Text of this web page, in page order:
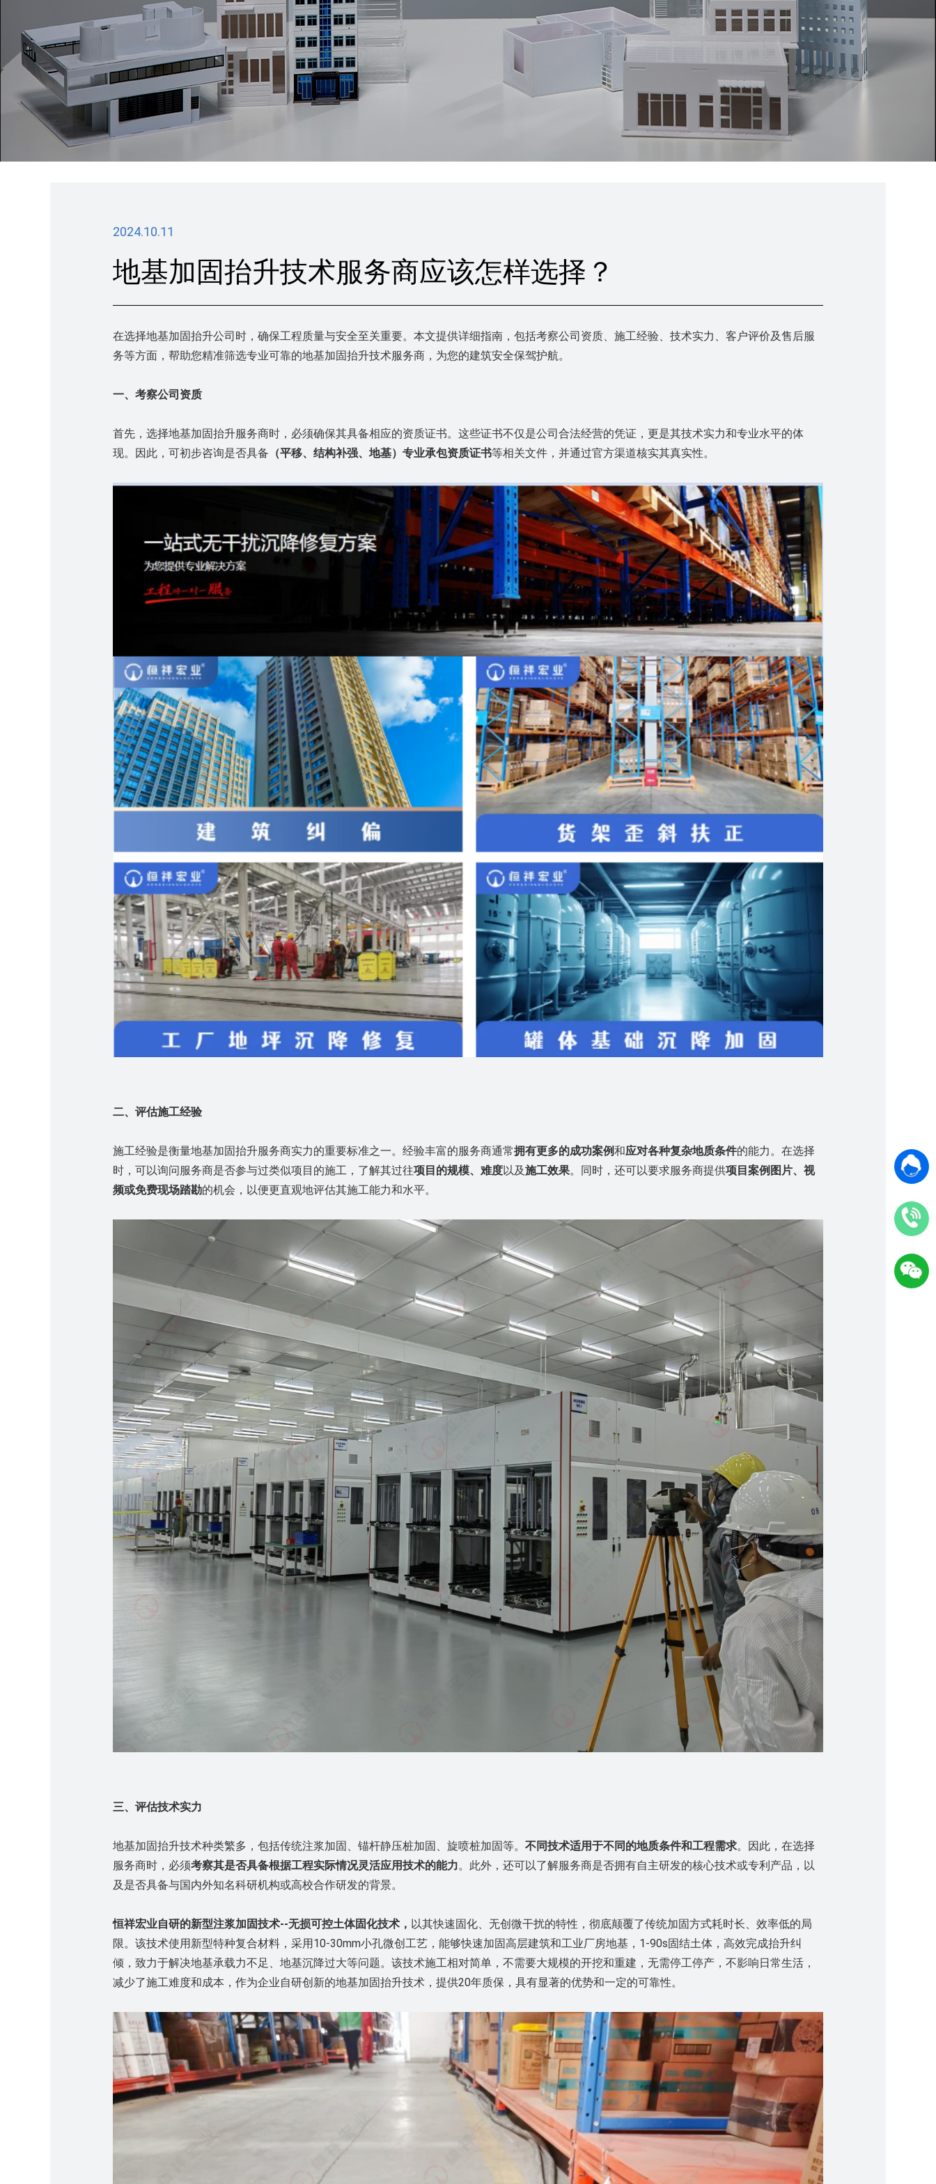
2024.10.11
地基加固抬升技术服务商应该怎样选择？
在选择地基加固抬升公司时，确保工程质量与安全至关重要。本文提供详细指南，包括考察公司资质、施工经验、技术实力、客户评价及售后服
务等方面，帮助您精准筛选专业可靠的地基加固抬升技术服务商，为您的建筑安全保驾护航。
一、考察公司资质
首先，选择地基加固抬升服务商时，必须确保其具备相应的资质证书。这些证书不仅是公司合法经营的凭证，更是其技术实力和专业水平的体
现。因此， 可初步咨询是否具备 （平移、结构补强、地基）专业承包资质证书等相关文件，并通过官方渠道核实其真实性。
二、评估施工经验
施工经验是衡量地基加固抬升服务商实力的重要标准之一。经验丰富的服务商通常拥有更多的成功案例和应对各种复杂地质条件的能力。在选择
时，可以询问服务商是否参与过类似项目的施工，了解其过往项目的规模、难度以及施工效果。同时，还可以要求服务商提供项目案例图片、视
频或免费现场踏勘的机会，以便更直观地评估其施工能力和水平。
三、 评估技术实力
地基加固抬升技术种类繁多，包括传统注浆加固、锚杆静压桩加固、旋喷桩加固等。 不同技术适用于不同的地质条件和工程需求。因此，在选择
服务商时，必须考察其是否具备根据工程实际情况灵活应用技术的能力。此外，还可以了解服务商是否拥有自主研发的核心技术或专利产品，以
及是否具备与国内外知名科研机构或高校合作研发的背景。
恒祥宏业自研的新型注浆加固技术--无损可控土体固化技术， 以其快速固化、 无创微干扰的特性，彻底颠覆了传统加固方式耗时长、效率低的局
限。 该技术使用新型特种复合材料，采用10-30mm小孔微创工艺，能够快速加固高层建筑和工业厂房地基，1-90s固结土体，高效完成抬升纠
倾，致力于解决地基承载力不足、地基沉降过大等问题。 该技术施工相对简单，不需要大规模的开挖和重建， 无需停工停产， 不影响 日常生活 ，
减少了施工难度和成本 ， 作为企业自研创新的地基加固抬升技术 ， 提供20年质保， 具有显著的优势和一定的可靠性。